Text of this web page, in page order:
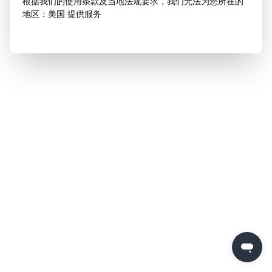
地区：美国 提供服务